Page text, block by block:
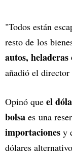
"Todos están
resto de los
autos,
añadió el
Opinó que el
bolsa es una
importaciones y
dólares